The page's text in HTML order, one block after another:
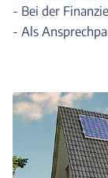
- Bei der
- Als